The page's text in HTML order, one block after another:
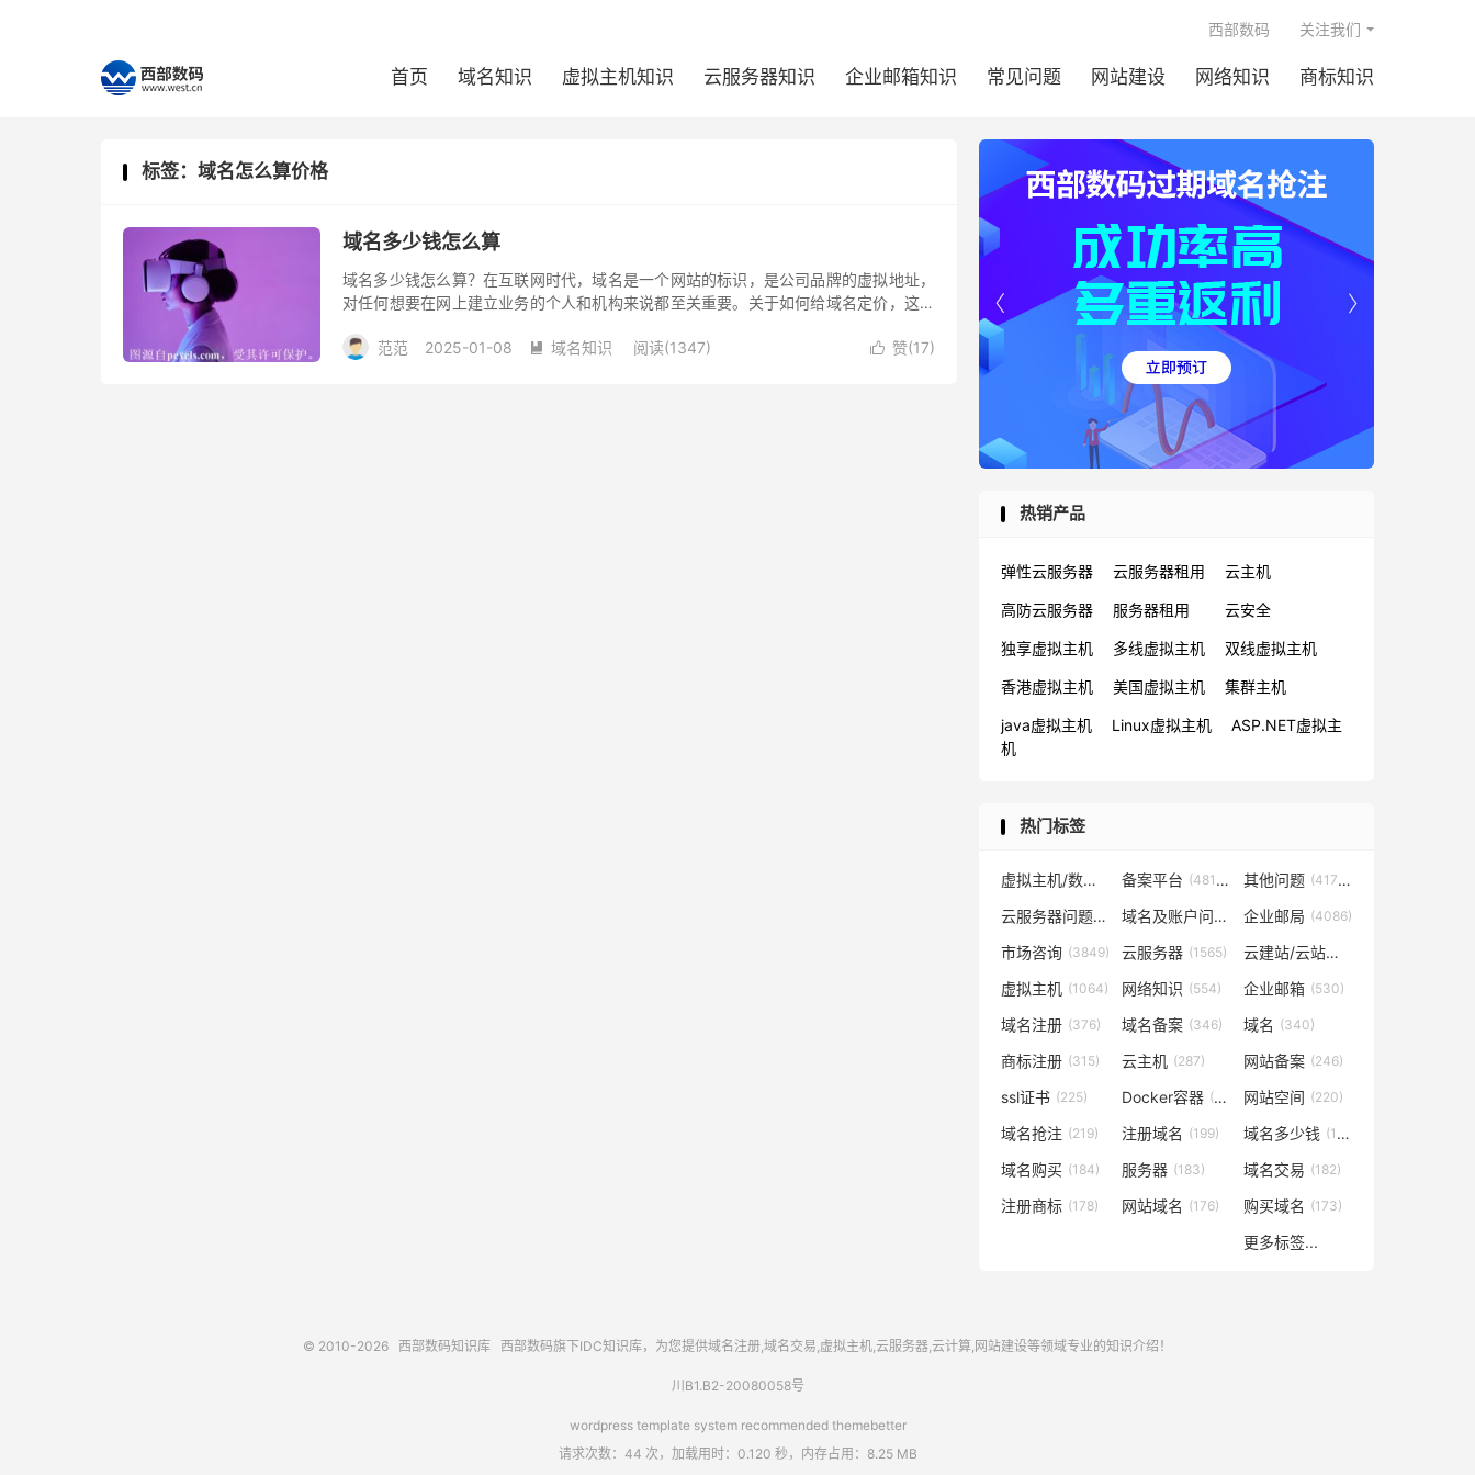
首页 域名知识 虚拟主机知识 云服务器知识 企业邮箱知识 常见问题 网站建设 网络知识 商标知识
西部数码 关注我们
标签：域名怎么算价格
域名多少钱怎么算
域名多少钱怎么算？在互联网时代，域名是一个网站的标识，是公司品牌的虚拟地址，
对任何想要在网上建立业务的个人和机构来说都至关重要。关于如何给域名定价，这涉
间的关系。以下将探讨分析域名多少钱怎么算这个问题涉及到的主要因素。
范范 2025-01-08  域名知识 阅读(1347)  赞(17)


热销产品
弹性云服务器 云服务器租用 云主机
高防云服务器 服务器租用 云安全
独享虚拟主机 多线虚拟主机 双线虚拟主机
香港虚拟主机 美国虚拟主机 集群主机
java虚拟主机 Linux虚拟主机
ASP.NET虚拟主
机
热门标签
虚拟主机/数据库问题 (57819)
备案平台 (48153) 其他问题 (41702)
云服务器问题(38267) 域名及账户问题 (29026)
企业邮局 (4086)
市场咨询 (3849) 云服务器 (1565) 云建站/云站群/小程序
虚拟主机 (1064) 网络知识 (554) 企业邮箱 (530)
域名注册 (376) 域名备案 (346) 域名 (340)
商标注册 (315) 云主机 (287) 网站备案 (246)
ssl证书 (225) Docker容器 (221) 网站空间 (220)
域名抢注 (219) 注册域名 (199) 域名多少钱 (196)
域名购买 (184) 服务器 (183) 域名交易 (182)
注册商标 (178) 网站域名 (176) 购买域名 (173)
更多标签...
© 2010-2026 西部数码知识库 西部数码旗下IDC知识库，为您提供域名注册,域名交易,虚拟主机,云服务器,云计算,网站建设等领域专业的知识介绍！
川B1.B2-20080058号
wordpress template system recommended themebetter
请求次数：44 次，加载用时：0.120 秒，内存占用：8.25 MB